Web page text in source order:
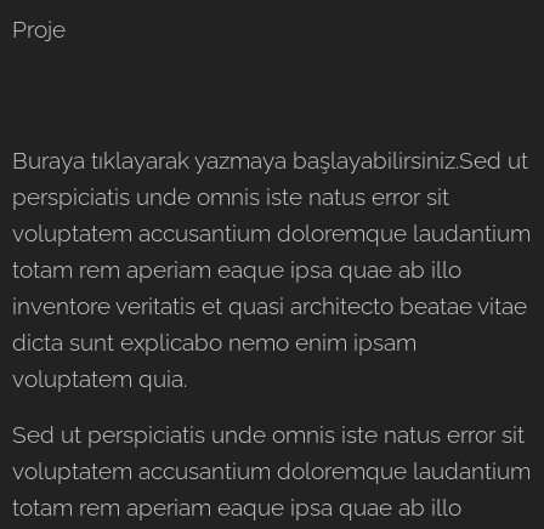
Proje
Buraya tıklayarak yazmaya başlayabilirsiniz.Sed ut
perspiciatis unde omnis iste natus error sit
voluptatem accusantium doloremque laudantium
totam rem aperiam eaque ipsa quae ab illo
inventore veritatis et quasi architecto beatae vitae
dicta sunt explicabo nemo enim ipsam
voluptatem quia.
Sed ut perspiciatis unde omnis iste natus error sit
voluptatem accusantium doloremque laudantium
totam rem aperiam eaque ipsa quae ab illo